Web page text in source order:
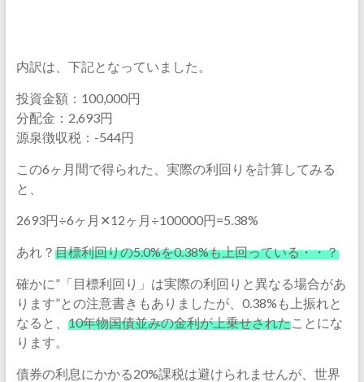
内訳は、下記となっていました。
投資金額：100,000円
分配金：2,693円
源泉徴収税：-544円
この6ヶ月間で得られた、実際の利回りを計算してみる
と、
2693円÷6ヶ月✕12ヶ月÷100000円=5.38%
あれ？ 目標利回りの5.0%を0.38%も上回っている・・？
確かに”「目標利回り」は実際の利回りと異なる場合があ
ります”との注意書きもありましたが、0.38%も上振れと
なると、 10年物国債並みの金利が上乗せされたことにな
ります。
債券の利息にかかる20%課税は避けられませんが、世界